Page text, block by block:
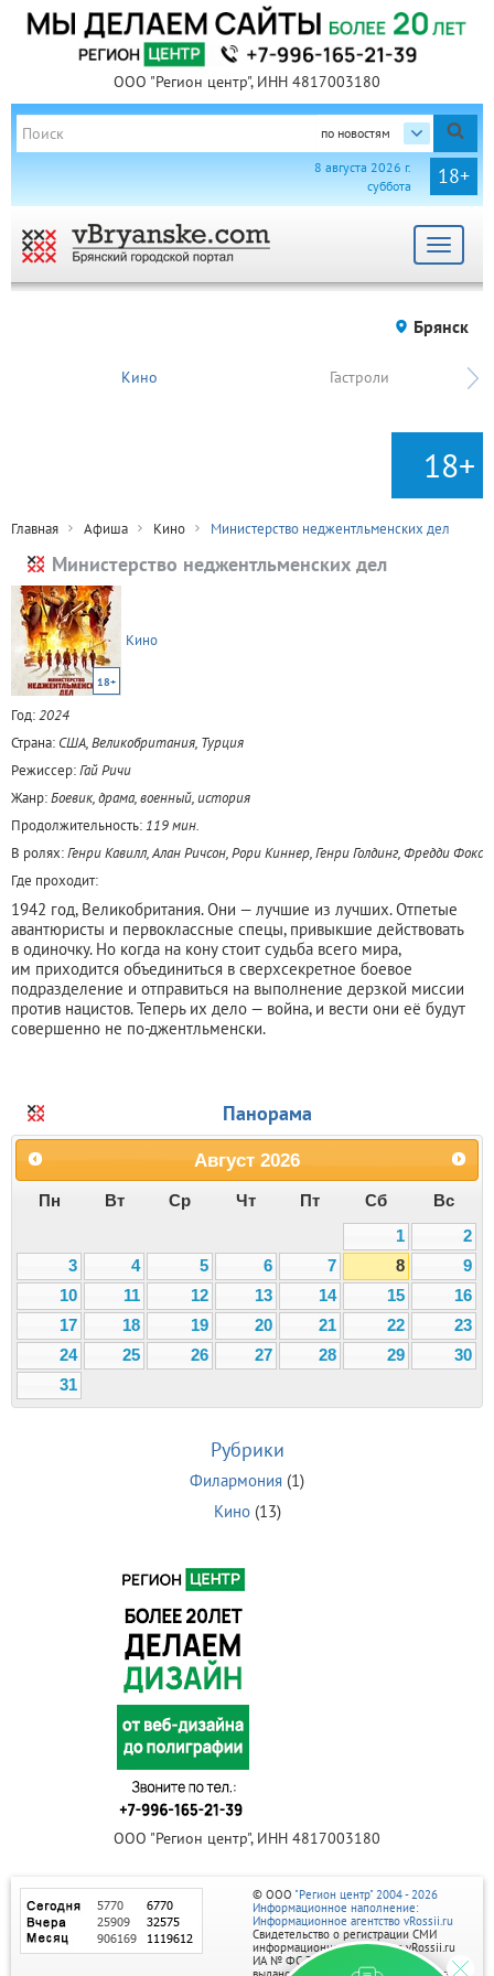
ООО "Регион центр", ИНН 4817003180
по новостям
18+
8 августа 2026 г.
суббота
Toggle
Брянск
Кино Гастроли
18+
Главная Афиша Кино Министерство неджентльменских дел
Министерство неджентльменских дел
18+
Кино
Год:2024
Страна: США, Великобритания, Турция
Режиссер:Гай Ричи
Жанр:Боевик, драма, военный, история
Продолжительность: 119 мин.
В ролях:Генри Кавилл, Алан Ричсон, Рори Киннер, Генри Голдинг, Фредди Фокс
Где проходит:
1942 год, Великобритания. Они — лучшие из лучших. Отпетые
авантюристы и первоклассные спецы, привыкшие действовать
в одиночку. Но когда на кону стоит судьба всего мира,
им приходится объединиться в сверхсекретное боевое
подразделение и отправиться на выполнение дерзкой миссии
против нацистов. Теперь их дело — война, и вести они её будут
совершенно не по-джентльменски.
Панорама
Август 2026
Пн Вт Ср Чт Пт Сб
Вс
1
2
3
4 5 6 7 8
9
10
11 12 13 14 15
16
17
18 19 20 21 22
23
24
25 26 27 28 29
30
31
Рубрики
Филармония (1)
Кино(13)
ООО "Регион центр", ИНН 4817003180
© ООО "Регион центр" 2004 - 2026
Информационное наполнение:
Информационное агентство vRossii.ru
Свидетельство о регистрации СМИ
информационного агентства vRossii.ru
ИА № ФС 77‑35502